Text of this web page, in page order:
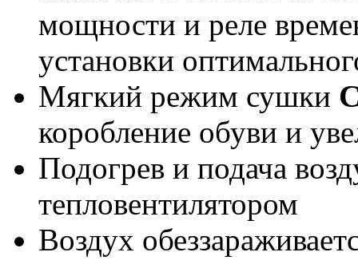
мощности и реле
установки
Мягкий режим сушки
коробление обуви и
Подогрев и подача
тепловентилятором
Воздух